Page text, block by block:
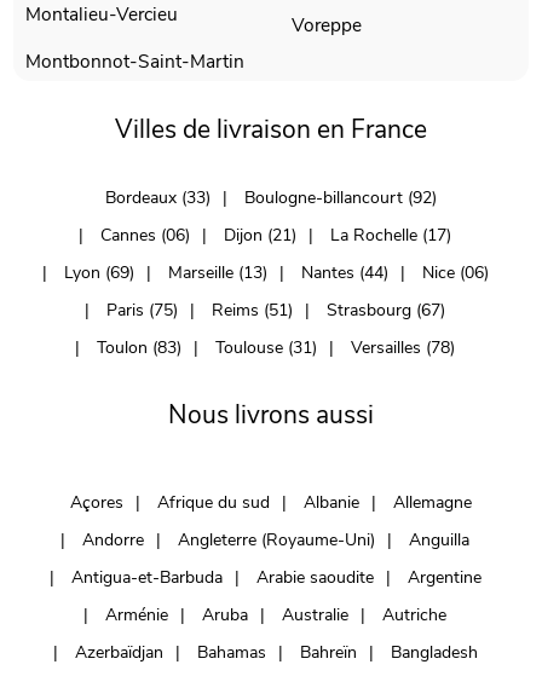
Montalieu-Vercieu
Montbonnot-Saint-Martin
Voreppe
Villes de livraison en France
Bordeaux (33)
Boulogne-billancourt (92)
Cannes (06)
Dijon (21)
La Rochelle (17)
Lyon (69)
Marseille (13) Nantes (44)
Nice (06)
Paris (75)
Reims (51)
Strasbourg (67)
Toulon (83)
Toulouse (31) Versailles (78)
Nous livrons aussi
Açores Afrique du sud Albanie
Allemagne
Andorre
Angleterre (Royaume-Uni)
Anguilla
Antigua-et-Barbuda
Arabie saoudite
Argentine
Arménie
Aruba Australie
Autriche
Azerbaïdjan
Bahamas Bahreïn
Bangladesh